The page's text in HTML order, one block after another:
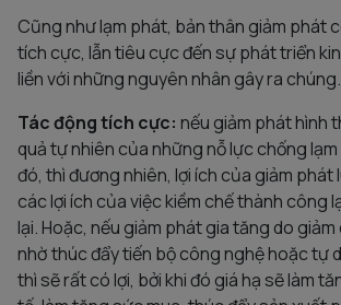
Cũng như lạm phát, bản thân giảm phát
tích cực, lẫn tiêu cực đến sự phát triển
liền với những nguyên nhân gây ra chúng.
Tác động tích cực: nếu giảm phát hình
quả tự nhiên của những nỗ lực chống
đó, thì đương nhiên, lợi ích của giảm phát
các lợi ích của việc kiềm chế thành công
lại. Hoặc, nếu giảm phát gia tăng do
nhờ thúc đẩy tiến bộ công nghệ hoặc tự
thì sẽ rất có lợi, bởi khi đó giá hạ sẽ làm